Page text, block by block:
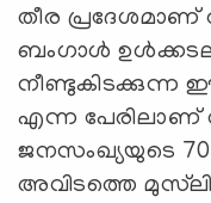
തീര
ബംഗാള്‍
നീണ്ടുകിടക്കുന്ന
എന്ന പേരിലാണ്
ജനസംഖ്യയുടെ
അവിടത്തെ